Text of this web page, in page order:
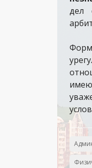
дел